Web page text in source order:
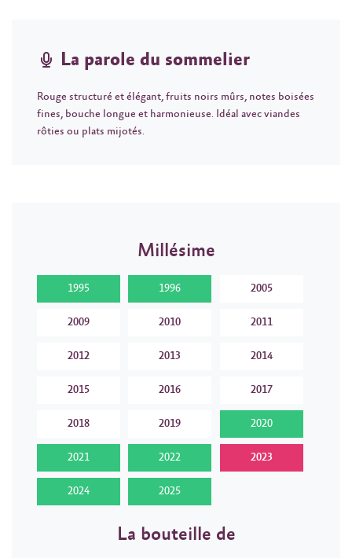
La parole du sommelier
Rouge structuré et élégant, fruits noirs mûrs, notes boisées
fines, bouche longue et harmonieuse. Idéal avec viandes
rôties ou plats mijotés.
Millésime
1995 1996 2005
2009 2010 2011
2012 2013 2014
2015 2016 2017
2018 2019 2020
2021 2022 2023
2024 2025
La bouteille de